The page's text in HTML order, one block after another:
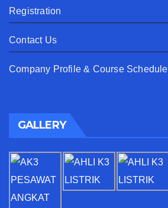
Registration
Contact Us
Company Profile & Course Schedule
GALLERY